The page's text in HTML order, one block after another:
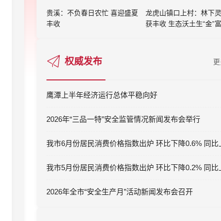
贵溪：不负春日农忙 喜迎盛夏
丰收
龙虎山镇口上村：林下
获丰收 生态沃土生“金”
权威发布
鹰潭上半年经济运行总体平稳向好
2026年“三品一特”安全监管情况新闻发布会举行
2026年全市“安全生产月”活动新闻发布会召开